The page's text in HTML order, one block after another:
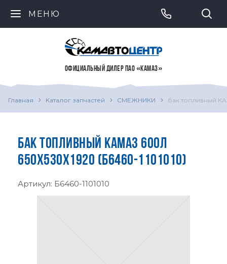
МЕНЮ
ОФИЦИАЛЬНЫЙ ДИЛЕР ПАО «КАМАЗ»
Главная Каталог запчастей СМЕЖНИКИ бак топливный
БАК ТОПЛИВНЫЙ КАМАЗ 600Л
650Х530Х1920 (Б6460-1101010)
Артикул: Б6460-1101010